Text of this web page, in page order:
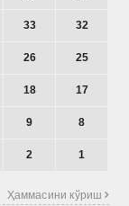
33 32
26 25
18 17
9 8
2 1
Ҳаммасини кўриш 